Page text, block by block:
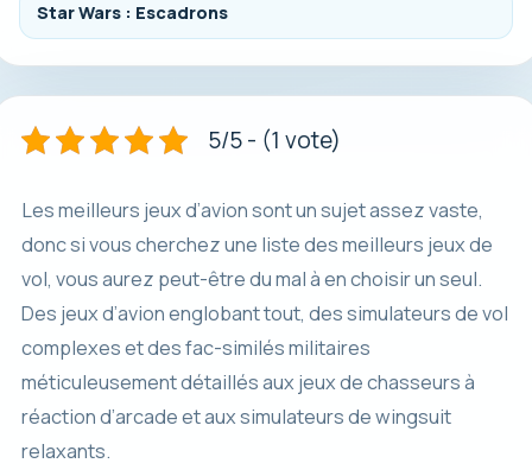
Star Wars : Escadrons
5/5 - (1 vote)
Les meilleurs jeux d’avion sont un sujet assez vaste,
donc si vous cherchez une liste des meilleurs jeux de
vol, vous aurez peut-être du mal à en choisir un seul.
Des jeux d’avion englobant tout, des simulateurs de vol
complexes et des fac-similés militaires
méticuleusement détaillés aux jeux de chasseurs à
réaction d’arcade et aux simulateurs de wingsuit
relaxants.